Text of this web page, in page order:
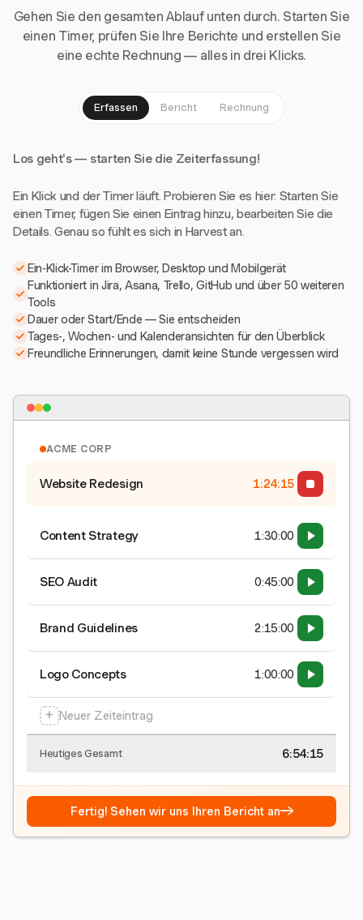
Gehen Sie den gesamten Ablauf unten durch. Starten Sie
einen Timer, prüfen Sie Ihre Berichte und erstellen Sie
eine echte Rechnung — alles in drei Klicks.
Erfassen Bericht Rechnung
Los geht's — starten Sie die Zeiterfassung!
Ein Klick und der Timer läuft. Probieren Sie es hier: Starten Sie
einen Timer, fügen Sie einen Eintrag hinzu, bearbeiten Sie die
Details. Genau so fühlt es sich in Harvest an.
Ein-Klick-Timer im Browser, Desktop und Mobilgerät
Funktioniert in Jira, Asana, Trello, GitHub und über 50 weiteren
Tools
Dauer oder Start/Ende — Sie entscheiden
Tages-, Wochen- und Kalenderansichten für den Überblick
Freundliche Erinnerungen, damit keine Stunde vergessen wird
ACME CORP
Website Redesign 1:24:15
Content Strategy 1:30:00
SEO Audit 0:45:00
Brand Guidelines 2:15:00
Logo Concepts 1:00:00
+ Neuer Zeiteintrag
Heutiges Gesamt 6:54:15
Fertig! Sehen wir uns Ihren Bericht an→